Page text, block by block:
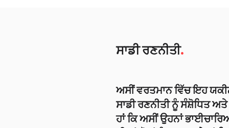
ਸਾਡੀ ਰਣਨੀਤੀ.
ਅਸੀਂ ਵਰਤਮਾਨ ਵਿੱਚ ਇਹ
ਸਾਡੀ ਰਣਨੀਤੀ ਨੂੰ ਸੰਸ਼ੋਧਿਤ
ਹਾਂ ਕਿ ਅਸੀਂ ਉਹਨਾਂ